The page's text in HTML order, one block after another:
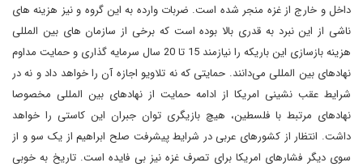
داخل و خارج از غزه منجر شده است. ضربات وارده به این گروه و نیز هزینه های
ناشی از این نبرد به قدری بالا بوده است که برخی از سازمان های بین المللی
هزینه بازسازی این باریکه را نیازمند 15 تا 20 سال سرمایه گذاری و حمایت مداوم
نهادهای بین المللی می‌دانند. حمایتی که نه تلاویو اجازه آن را خواهد داد و نه در
شرایط عقب نشینی امریکا از ادامه حمایت از نهادهای بین المللی مخصوصا
نهادهای مرتبط با فلسطین، هیچ بازیگری توان جبران این کاستی را خواهد
داشت. انتظار از کشورهای عربی در شرایط پیشرفت صلح ابراهیم از یک سو و از
سوی دیگر فشارهای امریکا برای تصرف غزه نیز بی فایده است. تاریخ به خوبی